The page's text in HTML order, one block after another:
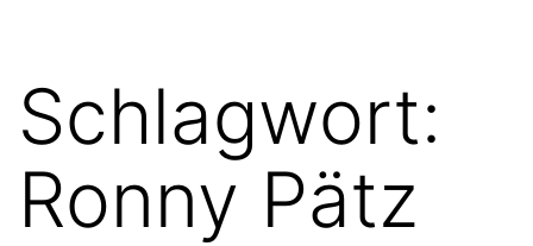
Schlagwort:
Ronny Pätz